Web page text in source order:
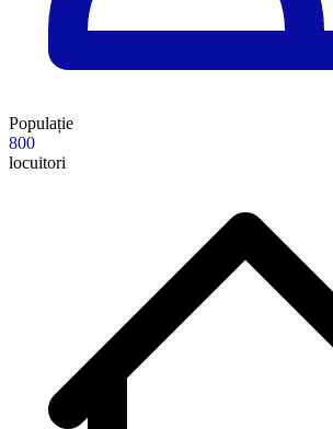
Populație
800
locuitori